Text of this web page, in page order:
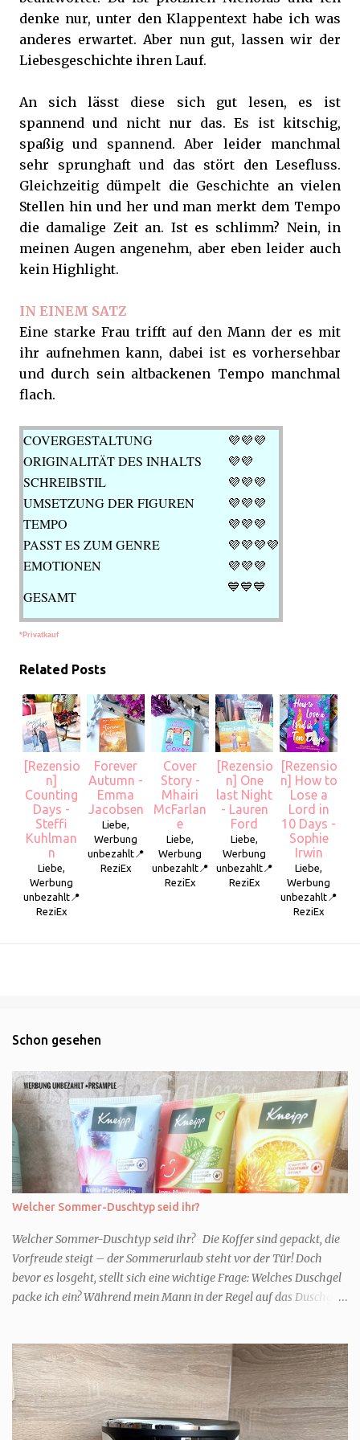
denke nur, unter den Klappentext habe ich was
anderes erwartet. Aber nun gut, lassen wir der
Liebesgeschichte ihren Lauf.
An sich lässt diese sich gut lesen, es ist
spannend und nicht nur das. Es ist kitschig,
spaßig und spannend. Aber leider manchmal
sehr sprunghaft und das stört den Lesefluss.
Gleichzeitig dümpelt die Geschichte an vielen
Stellen hin und her und man merkt dem Tempo
die damalige Zeit an. Ist es schlimm? Nein, in
meinen Augen angenehm, aber eben leider auch
kein Highlight.
IN EINEM SATZ
Eine starke Frau trifft auf den Mann der es mit
ihr aufnehmen kann, dabei ist es vorhersehbar
und durch sein altbackenen Tempo manchmal
flach.
COVERGESTALTUNG
💜💜💜
ORIGINALITÄT DES INHALTS 💜💜
SCHREIBSTIL
💜💜💜
UMSETZUNG DER FIGUREN
💜💜💜
TEMPO
💜💜💜
PASST ES ZUM GENRE
💜💜💜💜
EMOTIONEN
💜💜💜
GESAMT
💙💙💙
*Privatkauf
Related Posts
[Rezensio
n]
Counting
Days -
Steffi
Kuhlman
n
Liebe,
Werbung
unbezahlt📍
ReziEx
Forever
Autumn -
Emma
Jacobsen
Liebe,
Werbung
unbezahlt📍
ReziEx
Cover
Story -
Mhairi
McFarlan
e
Liebe,
Werbung
unbezahlt📍
ReziEx
[Rezensio
n] One
last Night
- Lauren
Ford
Liebe,
Werbung
unbezahlt📍
ReziEx
[Rezensio
n] How to
Lose a
Lord in
10 Days -
Sophie
Irwin
Liebe,
Werbung
unbezahlt📍
ReziEx
Schon gesehen
Welcher Sommer-Duschtyp seid ihr?
Welcher Sommer-Duschtyp seid ihr? Die Koffer sind gepackt, die
Vorfreude steigt – der Sommerurlaub steht vor der Tür! Doch
bevor es losgeht, stellt sich eine wichtige Frage: Welches Duschgel
packe ich ein? Während mein Mann in der Regel auf das Duschgel
Urlaub Entspannung und Wellness. Falls ihr ähnlich denkt, lasst
uns doch herausfinden, welcher Duschtyp ihr seid. TYP
GENIESSER Egal, ob Strand oder Städtetrip - für euch gehört
gutes Essen, ein guter Wein oder Cocktail, vielleicht ein gutes Buch
dazu. Ihr liebt es Sonnenuntergänge zu beobachten und genießt